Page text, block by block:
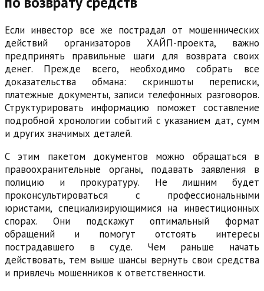
Если инвестор все же пострадал от мошеннических
действий организаторов ХАЙП-проекта, важно
предпринять правильные шаги для возврата своих
денег. Прежде всего, необходимо собрать все
доказательства обмана: скриншоты переписки,
платежные документы, записи телефонных разговоров.
Структурировать информацию поможет составление
подробной хронологии событий с указанием дат, сумм
и других значимых деталей.
С этим пакетом документов можно обращаться в
правоохранительные органы, подавать заявления в
полицию и прокуратуру. Не лишним будет
проконсультироваться с профессиональными
юристами, специализирующимися на инвестиционных
спорах. Они подскажут оптимальный формат
обращений и помогут отстоять интересы
пострадавшего в суде. Чем раньше начать
действовать, тем выше шансы вернуть свои средства
и привлечь мошенников к ответственности.